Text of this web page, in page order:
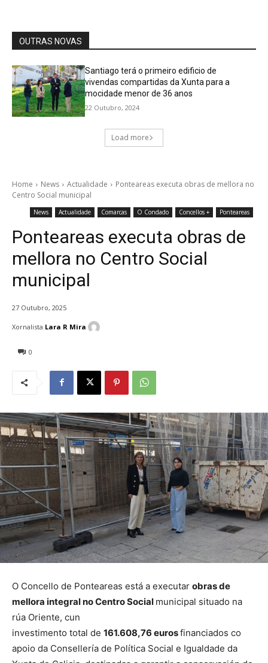
OUTRAS NOVAS
Santiago terá o primeiro edificio de
vivendas compartidas da Xunta para a
mocidade menor de 36 anos
22 Outubro, 2024
Load more